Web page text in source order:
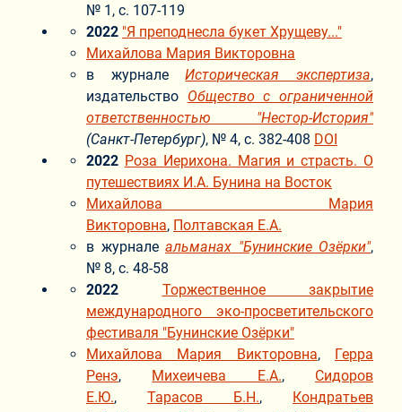
№ 1, с. 107-119
2022 "Я преподнесла букет Хрущеву..."
Михайлова Мария Викторовна
в журналеИсторическая экспертиза,
издательство Общество с ограниченной
ответственностью "Нестор-История"
(Санкт-Петербург), № 4, с. 382-408 DOI
2022 Роза Иерихона. Магия и страсть. О
путешествиях И.А. Бунина на Восток
Михайлова Мария
Викторовна, Полтавская Е.А.
в журнале альманах "Бунинские Озёрки",
№ 8, с. 48-58
2022 Торжественное закрытие
международного эко-просветительского
фестиваля "Бунинские Озёрки"
Михайлова Мария Викторовна,
Герра
Ренэ, Михеичева Е.А., Сидоров
Е.Ю., Тарасов Б.Н.,
Кондратьев